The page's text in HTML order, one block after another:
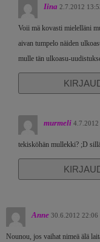
Iina 2.7.2012
Voii mä kovasti mielelläni
aivan tumpelo näiden
mulle tän ulkoasu-
murmeli 4.7.2012
tekisköhän mullekki? ;D
Anne 30.6.2012 22:06
Nounou, jos vaihat nimeä älä